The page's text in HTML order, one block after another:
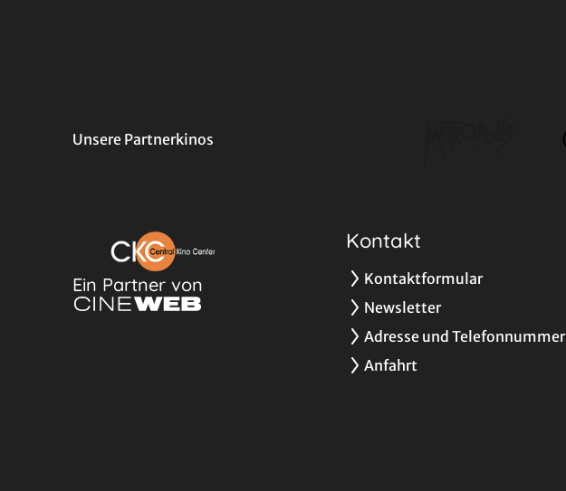
Unsere Partnerkinos
Ein Partner von
Kontakt
Kontaktformular
Newsletter
Adresse und Telefonnummer
Anfahrt